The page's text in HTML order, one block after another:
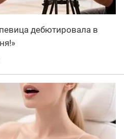
дебютировала в